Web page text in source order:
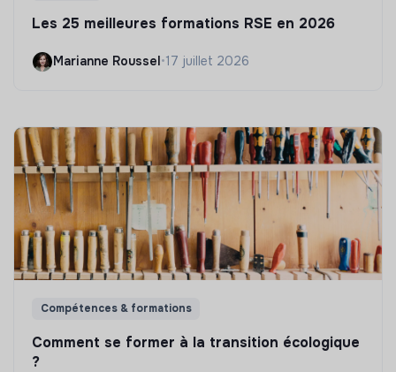
Les 25 meilleures formations RSE en 2026
Marianne Roussel •17 juillet 2026
Compétences & formations
Comment se former à la transition écologique
?